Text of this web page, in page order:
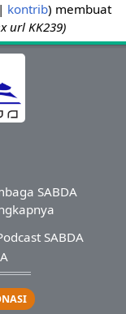
kontrib membuat
url KK239)
SABDA
SABDA